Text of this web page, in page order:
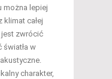
można lepiej
klimat całej
zwrócić
światła w
charakter,